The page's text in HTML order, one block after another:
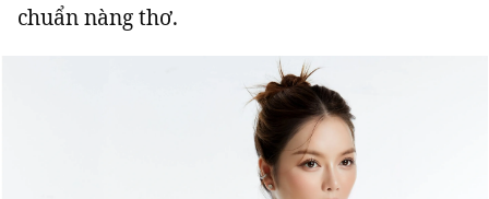
chuẩn nàng thơ.